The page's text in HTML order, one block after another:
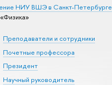
НИУ ВШЭ в Санкт-Петербурге
Преподаватели и сотрудники
Почетные профессора
Президент
Научный руководитель